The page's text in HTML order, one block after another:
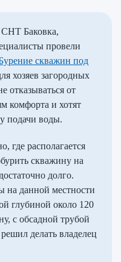
Баковка,
провели
скважин под
хозяев загородных
отказываться от
комфорта и хотят
подачи воды.
где располагается
скважину на
долго.
на данной местности
глубиной около 120
с обсадной трубой
делать владелец